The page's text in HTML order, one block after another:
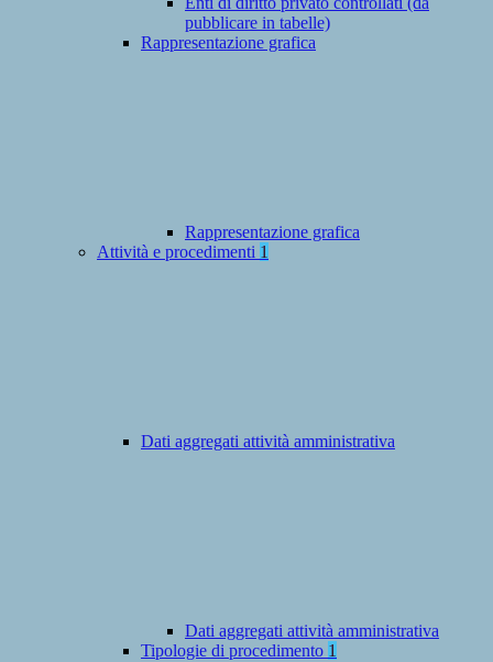
pubblicare in tabelle)
Rappresentazione grafica
Rappresentazione grafica
Attività e procedimenti 1
Dati aggregati attività amministrativa
Dati aggregati attività amministrativa
Tipologie di procedimento 1